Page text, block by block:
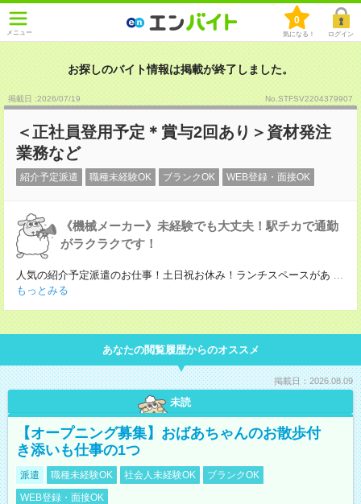
メニュー
0
気になる！ ログイン
お探しのバイト情報は掲載が終了しました。
掲載日 :2026/07/19 No.STFSV2204379907
＜正社員登用予定＊賞与2回あり＞資材発注
業務など
紹介予定派遣 職種未経験OK ブランクOK WEB登録・面接OK
《機械メーカー》未経験でも大丈夫！駅チカで通勤
がラクラクです！
人気の紹介予定派遣のお仕事！土日祝お休み！ランチスペースがあ ...
もっとみる
あなたの閲覧履歴からのオススメ
掲載日：2026.08.09
未読
【オープニング募集】おばあちゃんのお散歩付
き添いも仕事の1つ
派遣 職種未経験OK 社会人未経験OK
ブランクOK
WEB登録・面接OK